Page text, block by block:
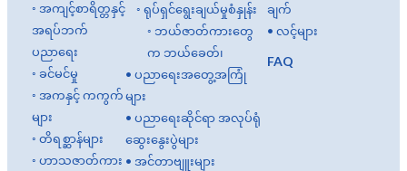
◦ အကျင့်စာရိတ္တနှင့်
အရပ်ဘက်
ပညာရေး
◦ ခင်မင်မှု
◦ အကနှင့် ကကွက်
များ
◦ တိရစ္ဆာန်များ
◦ ဟာသဇာတ်ကား
◦ရုပ်ရှင်ရွေးချယ်မှုစံနှုန်း
◦ ဘယ်ဇာတ်ကားတွေ
က ဘယ်ခေတ်၊
•ပညာရေးအတွေ့အကြုံ
များ
•ပညာရေးဆိုင်ရာ အလုပ်ရုံ
ဆွေးနွေးပွဲများ
•အင်တာဗျူးများ
ချက်
•လင့်များ
FAQ